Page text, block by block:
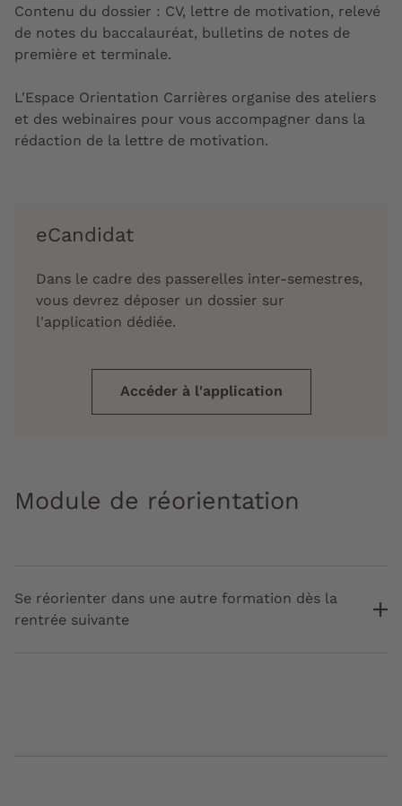
Contenu du dossier : CV, lettre de motivation, relevé
de notes du baccalauréat, bulletins de notes de
première et terminale.
L'Espace Orientation Carrières organise des ateliers
et des webinaires pour vous accompagner dans la
rédaction de la lettre de motivation.
eCandidat
Dans le cadre des passerelles inter-semestres,
vous devrez déposer un dossier sur
l'application dédiée.
Accéder à l'application
Module de réorientation
Se réorienter dans une autre formation dès la
rentrée suivante